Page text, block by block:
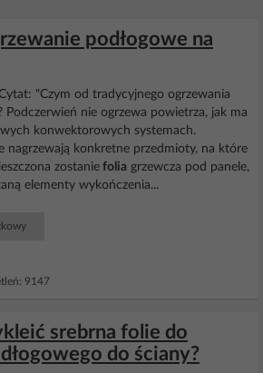
podłogowe na
"Czym od tradycyjnego ogrzewania
Podczerwień nie ogrzewa powietrza, jak ma
konwektorowych systemach.
nagrzewają konkretne przedmioty, na które
zostanie folia grzewcza pod panele,
elementy wykończenia...
9147
srebrna folie do
do ściany?